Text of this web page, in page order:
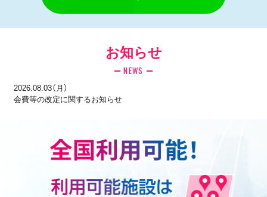
お知らせ
NEWS
2026.08.03（月）
会費等の改定に関するお知らせ